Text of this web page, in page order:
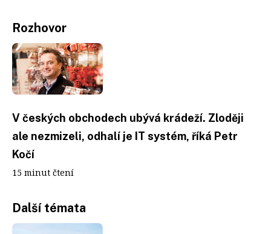
Rozhovor
V českých obchodech ubývá krádeží. Zloději
ale nezmizeli, odhalí je IT systém, říká Petr
Kočí
15 minut čtení
Další témata